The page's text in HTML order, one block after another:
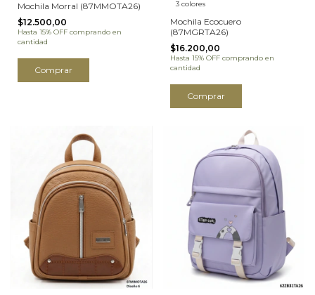
Mochila Morral (87MMOTA26)
$12.500,00
Hasta 15% OFF comprando en
cantidad
Comprar
3 colores
Mochila Ecocuero
(87MGRTA26)
$16.200,00
Hasta 15% OFF comprando en
cantidad
Comprar